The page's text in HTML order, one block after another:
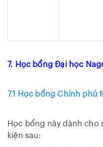
7. Học bổng Đại học
7.1 Học bổng Chính phủ
Học bổng này dành cho
kiện sau: